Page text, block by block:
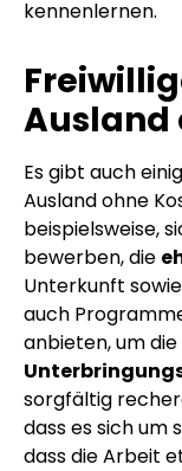
kennenlernen.
Ausland
Es gibt auch
Ausland ohne
beispielsweise,
bewerben, die
Unterkunft
auch
anbieten, um die
sorgfältig
dass es sich um
dass die Arbeit